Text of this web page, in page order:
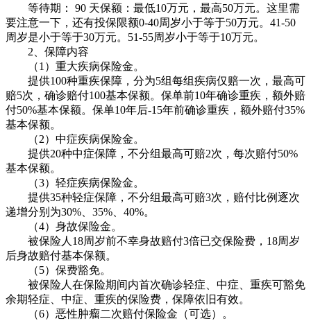
等待期： 90 天保额：最低10万元，最高50万元。这里需
要注意一下，还有投保限额0-40周岁小于等于50万元。41-50
周岁是小于等于30万元。51-55周岁小于等于10万元。
2、保障内容
（1）重大疾病保险金。
提供100种重疾保障，分为5组每组疾病仅赔一次，最高可
赔5次，确诊赔付100基本保额。保单前10年确诊重疾，额外赔
付50%基本保额。保单10年后-15年前确诊重疾，额外赔付35%
基本保额。
（2）中症疾病保险金。
提供20种中症保障，不分组最高可赔2次，每次赔付50%
基本保额。
（3）轻症疾病保险金。
提供35种轻症保障，不分组最高可赔3次，赔付比例逐次
递增分别为30%、35%、40%。
（4）身故保险金。
被保险人18周岁前不幸身故赔付3倍已交保险费，18周岁
后身故赔付基本保额。
（5）保费豁免。
被保险人在保险期间内首次确诊轻症、中症、重疾可豁免
余期轻症、中症、重疾的保险费，保障依旧有效。
（6）恶性肿瘤二次赔付保险金（可选）。